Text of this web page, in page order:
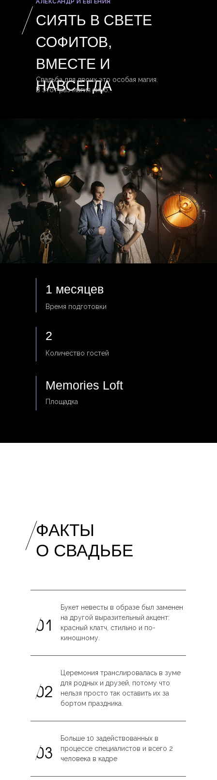
СИЯТЬ В СВЕТЕ
СОФИТОВ,
ВМЕСТЕ И
НАВСЕГДА
АЛЕКСАНДР И ЕВГЕНИЯ
Свадьба для двоих это особая магия.
В этот раз магия кино.
1 месяцев
Время подготовки
2
Количество гостей
Memories Loft
Площадка
ФАКТЫ
О СВАДЬБЕ
Букет невесты в образе был заменен
на другой выразительный акцент:
красный клатч, стильно и по-
киношному.
Церемония транслировалась в зуме
для родных и друзей, потому что
нельзя просто так оставить их за
бортом праздника.
Больше 10 задействованных в
процессе специалистов и всего 2
человека в кадре